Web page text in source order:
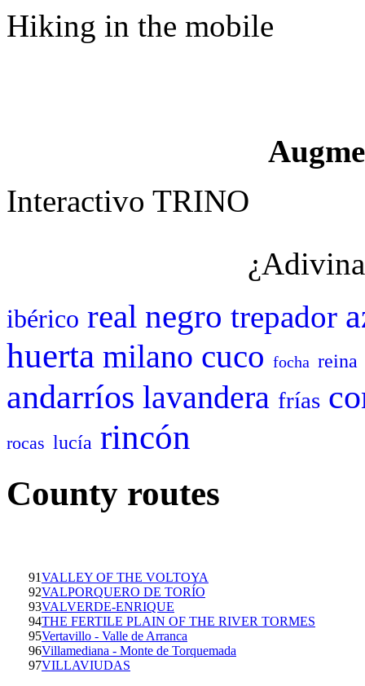
Hiking in the mobile
Interactivo TRINO
ibérico real negro trepador
huerta milano cuco focha reina
andarríos lavandera frías
rocas lucía rincón
County routes
91VALLEY OF THE VOLTOYA
92VALPORQUERO DE TORÍO
93VALVERDE-ENRIQUE
94THE FERTILE PLAIN OF THE RIVER TORMES
95Vertavillo - Valle de Arranca
96Villamediana - Monte de Torquemada
97VILLAVIUDAS